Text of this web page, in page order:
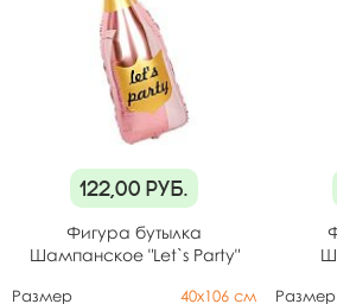
122,00 руб.
Фигура бутылка
Шампанское "Let`s Party"
Размер 40х106 см Размер